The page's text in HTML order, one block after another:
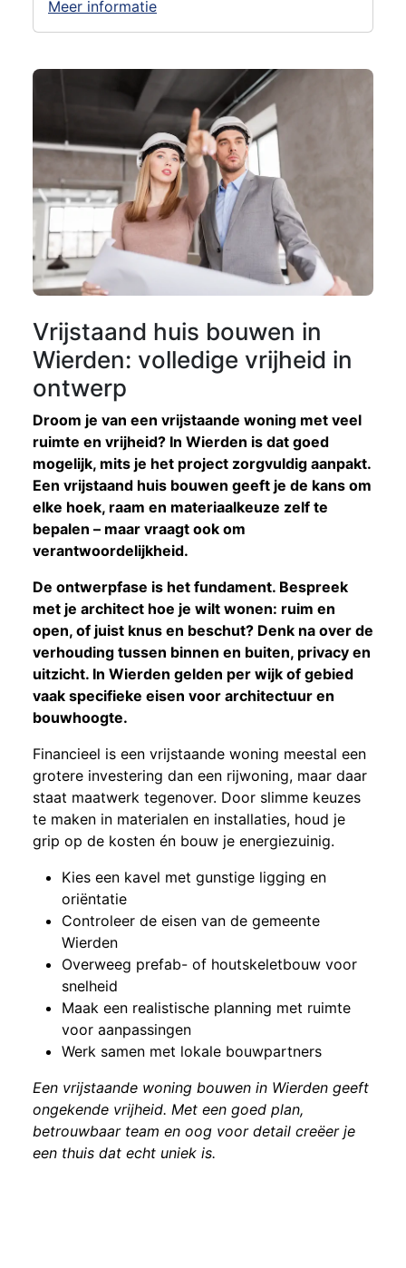
Meer informatie
Vrijstaand huis bouwen in
Wierden: volledige vrijheid in
ontwerp
Droom je van een vrijstaande woning met veel
ruimte en vrijheid? In Wierden is dat goed
mogelijk, mits je het project zorgvuldig aanpakt.
Een vrijstaand huis bouwen geeft je de kans om
elke hoek, raam en materiaalkeuze zelf te
bepalen – maar vraagt ook om
verantwoordelijkheid.
De ontwerpfase is het fundament. Bespreek
met je architect hoe je wilt wonen: ruim en
open, of juist knus en beschut? Denk na over de
verhouding tussen binnen en buiten, privacy en
uitzicht. In Wierden gelden per wijk of gebied
vaak specifieke eisen voor architectuur en
bouwhoogte.
Financieel is een vrijstaande woning meestal een
grotere investering dan een rijwoning, maar daar
staat maatwerk tegenover. Door slimme keuzes
te maken in materialen en installaties, houd je
grip op de kosten én bouw je energiezuinig.
Kies een kavel met gunstige ligging en
oriëntatie
Controleer de eisen van de gemeente
Wierden
Overweeg prefab- of houtskeletbouw voor
snelheid
Maak een realistische planning met ruimte
voor aanpassingen
Werk samen met lokale bouwpartners
Een vrijstaande woning bouwen in Wierden geeft
ongekende vrijheid. Met een goed plan,
betrouwbaar team en oog voor detail creëer je
een thuis dat echt uniek is.